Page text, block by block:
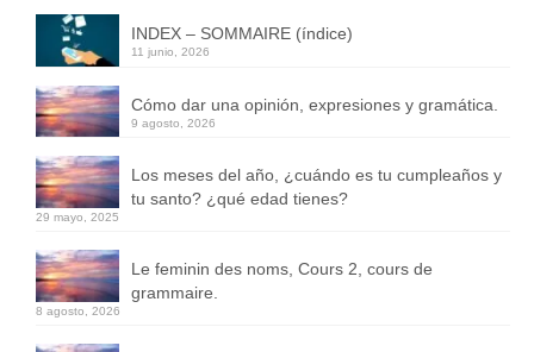
INDEX – SOMMAIRE (índice)
11 junio, 2026
Cómo dar una opinión, expresiones y gramática.
9 agosto, 2026
Los meses del año, ¿cuándo es tu cumpleaños y
tu santo? ¿qué edad tienes?
29 mayo, 2025
Le feminin des noms, Cours 2, cours de
grammaire.
8 agosto, 2026